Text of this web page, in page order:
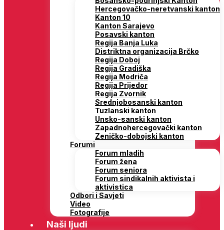
Hercegovačko-neretvanski kanton
Kanton 10
Kanton Sarajevo
Posavski kanton
Regija Banja Luka
Distriktna organizacija Brčko
Regija Doboj
Regija Gradiška
Regija Modriča
Regija Prijedor
Regija Zvornik
Srednjobosanski kanton
Tuzlanski kanton
Unsko-sanski kanton
Zapadnohercegovački kanton
Zeničko-dobojski kanton
Forumi
Forum mladih
Forum žena
Forum seniora
Forum sindikalnih aktivista i
aktivistica
Odbori i Savjeti
Video
Fotografije
Naši ljudi